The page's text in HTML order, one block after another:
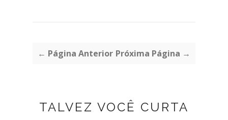
← Página Anterior Próxima Página →
TALVEZ VOCÊ CURTA